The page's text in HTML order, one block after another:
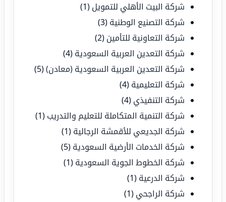
شركة البيت الأهلي للتمويل (1)
شركة التصنيع الوطنية (3)
شركة التعاونية للتأمين (2)
شركة التعدين العربية السعودية (4)
شركة التعدين العربية السعودية (معادن)(5)
شركة التعليمية (4)
شركة التنفيذي (4)
شركة التنمية المتكاملة للتعليم والتدريب (1)
شركة الجديعي للأقمشة الرجالية (1)
شركة الخدمات الأرضية السعودية (5)
شركة الخطوط الجوية السعودية (1)
شركة الدرعية (1)
شركة الراجحي (1)